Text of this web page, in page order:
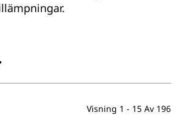
Visning 1 - 15 Av 196